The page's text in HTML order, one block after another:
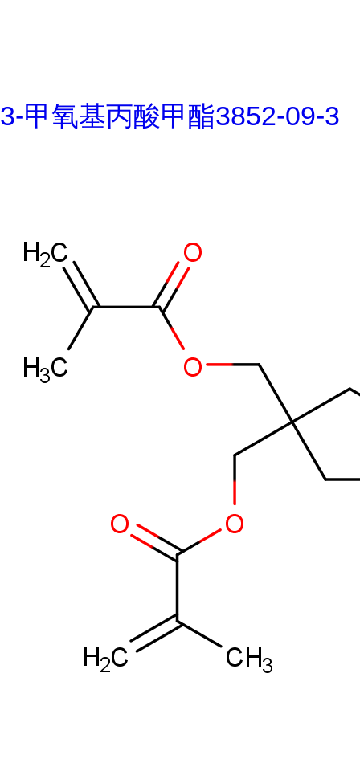
3-甲氧基丙酸甲酯3852-09-3